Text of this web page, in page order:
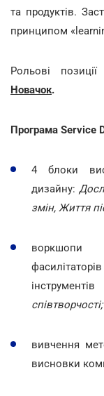
та продуктів.
принципом
Рольові
Новачок.
Програма Service
4 блоки
дизайну:
змін, Життя
воркшопи
співтворчості;
вивчення
висновки